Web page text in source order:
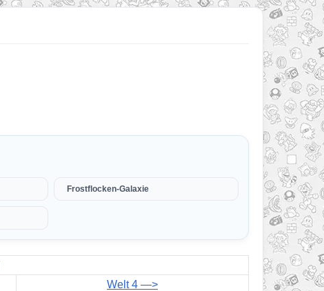
Frostflocken-Galaxie
Welt 4 —>